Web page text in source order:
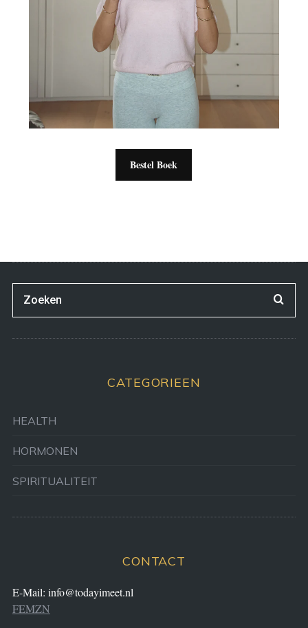
Bestel Boek
CATEGORIEEN
HEALTH
HORMONEN
SPIRITUALITEIT
CONTACT
E-Mail: info@todayimeet.nl
FEMZN